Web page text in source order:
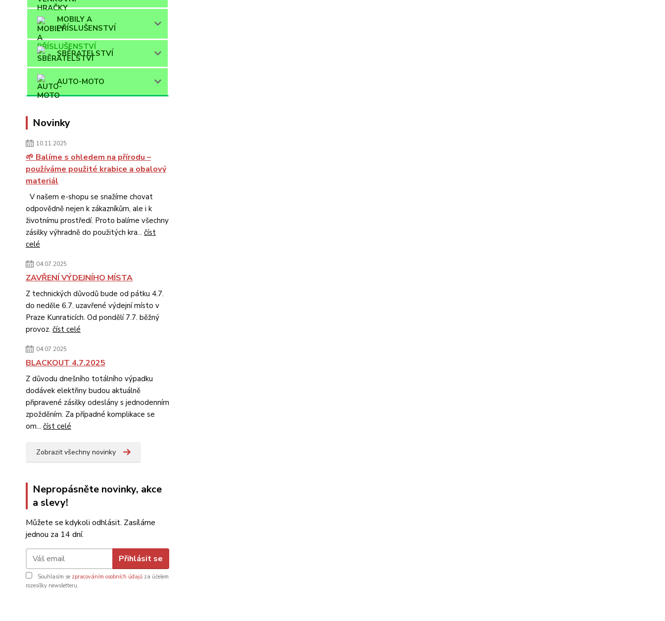
MOBILY A
PŘÍSLUŠENSTVÍ
SBĚRATELSTVÍ
AUTO-MOTO
Novinky
10.11.2025
🌱 Balíme s ohledem na přírodu –
používáme použité krabice a obalový
materiál
V našem e-shopu se snažíme chovat
odpovědně nejen k zákazníkům, ale i k
životnímu prostředí. Proto balíme všechny
zásilky výhradně do použitých kra... číst
celé
04.07.2025
ZAVŘENÍ VÝDEJNÍHO MÍSTA
Z technických důvodů bude od pátku 4.7.
do neděle 6.7. uzavřené výdejní místo v
Praze Kunraticích. Od pondělí 7.7. běžný
provoz. číst celé
04.07.2025
BLACKOUT 4.7.2025
Z důvodu dnešního totálního výpadku
dodávek elektřiny budou aktuálně
připravené zásilky odeslány s jednodenním
zpožděním. Za případné komplikace se
om... číst celé
Zobrazit všechny novinky
Nepropásněte novinky, akce
a slevy!
Můžete se kdykoli odhlásit. Zasíláme
jednou za 14 dní.
Přihlásit se
Souhlasím se zpracováním osobních údajů za účelem
rozesílky newsletteru.